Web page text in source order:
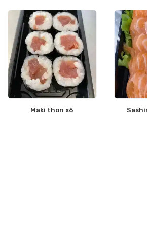
Maki thon x6